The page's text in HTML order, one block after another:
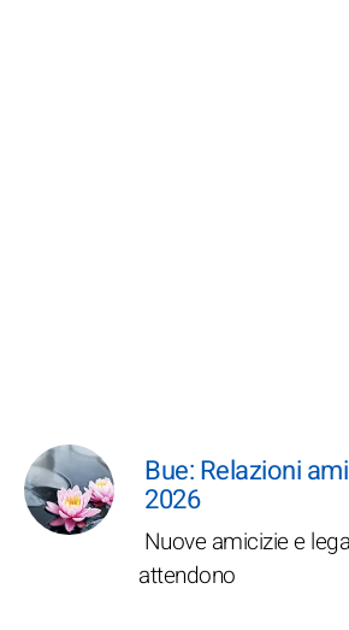
Bue: Relazioni
2026
Nuove amicizie e
attendono